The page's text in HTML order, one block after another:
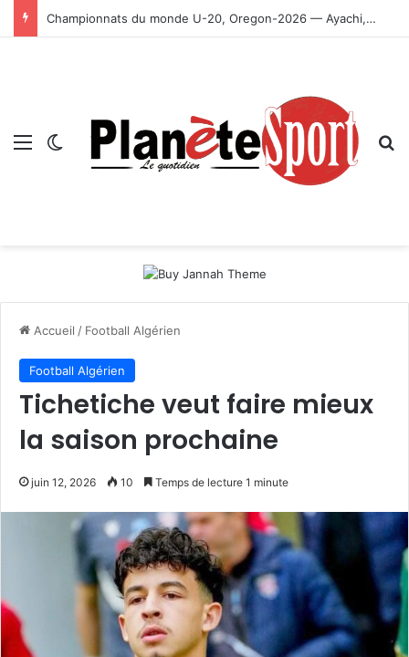
Championnats du monde U-20, Oregon-2026 — Ayachi, Dissa, Touahria et Ghezali en finale
Menu Switch skin
Accueil / Football Algérien
Football Algérien
Tichetiche veut faire mieux
la saison prochaine
juin 12, 2026 10 Temps de lecture 1 minute